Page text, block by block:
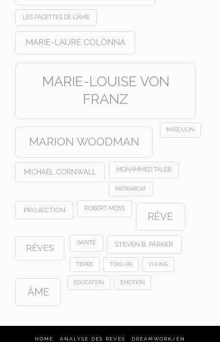
LES FACETTES DE L'ÂME
MARIE-LAURE COLONNA
MARIE-LOUISE VON
FRANZ
MARION WOODMAN
MASCULIN
MICHAEL CORNWALL MOHAMMED TALEB
PATRIARCAT
PROJECTION ROBERT MOSS
RÊVE
RÊVES
SANTÉ STEVEN B. PARKER
TERRE TOKO-PA YI KING
ÂME
ÉDUCATION ÉMOTION
HOME ANALYSE DES REVES DREAMWORK/EN